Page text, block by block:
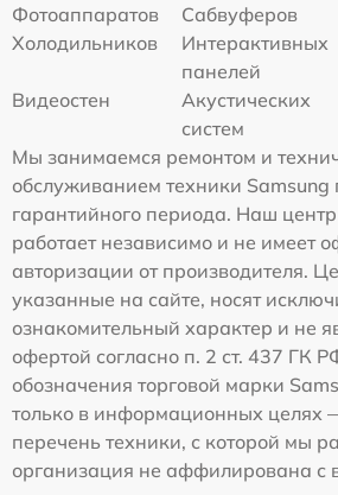
Фотоаппаратов
Сабвуферов
Холодильников
Интерактивных
панелей
Видеостен
Акустических
систем
Мы занимаемся ремонтом и
обслуживанием техники Samsung
гарантийного периода. Наш
работает независимо и не имеет
авторизации от производителя.
указанные на сайте, носят
ознакомительный характер и не
офертой согласно п. 2 ст. 437 ГК
обозначения торговой марки
только в информационных целях
перечень техники, с которой мы
организация не аффилирована с